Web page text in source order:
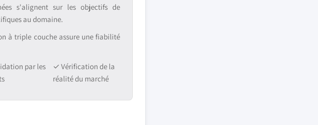
s'alignent sur les objectifs de
au domaine.
à triple couche assure une fiabilité
par les
✓ Vérification de la
réalité du marché